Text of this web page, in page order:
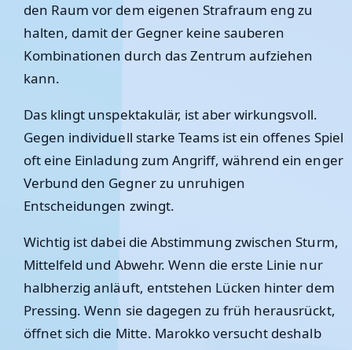
den Raum vor dem eigenen Strafraum eng zu
halten, damit der Gegner keine sauberen
Kombinationen durch das Zentrum aufziehen
kann.
Das klingt unspektakulär, ist aber wirkungsvoll.
Gegen individuell starke Teams ist ein offenes Spiel
oft eine Einladung zum Angriff, während ein enger
Verbund den Gegner zu unruhigen
Entscheidungen zwingt.
Wichtig ist dabei die Abstimmung zwischen Sturm,
Mittelfeld und Abwehr. Wenn die erste Linie nur
halbherzig anläuft, entstehen Lücken hinter dem
Pressing. Wenn sie dagegen zu früh herausrückt,
öffnet sich die Mitte. Marokko versucht deshalb